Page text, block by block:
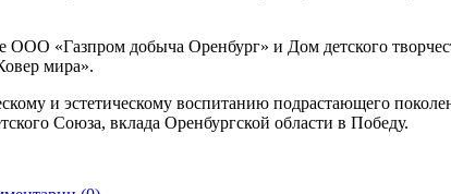
«Газпром добыча Оренбург» и Дом детского
мира».
и эстетическому воспитанию подрастающего
Союза, вклада Оренбургской области в Победу.